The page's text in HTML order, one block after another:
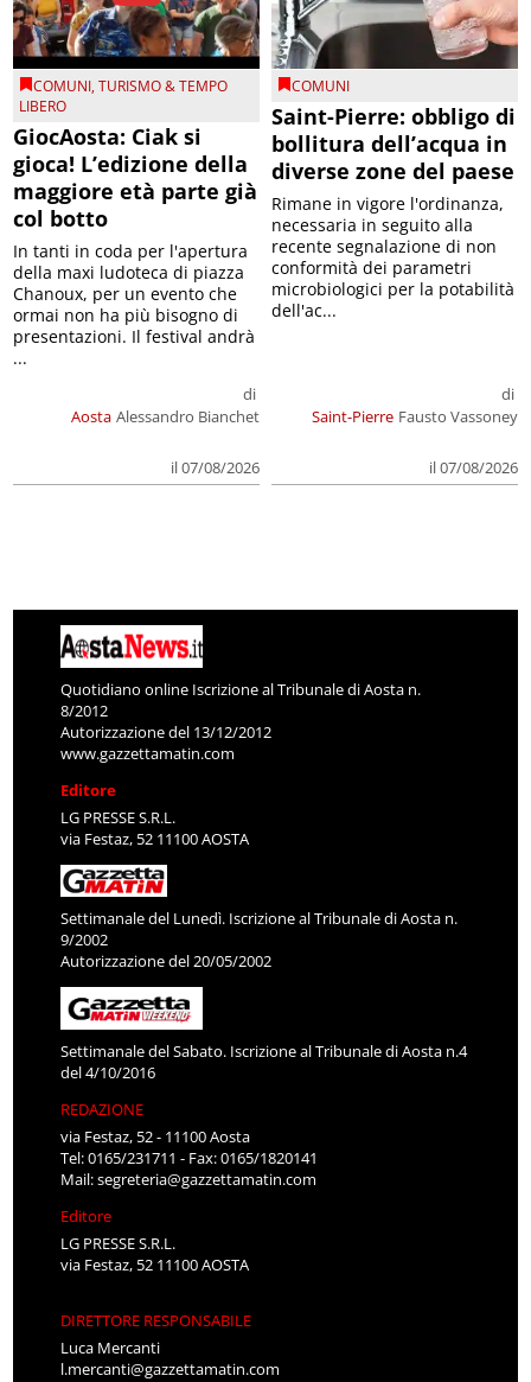
COMUNI,TURISMO & TEMPO
LIBERO
GiocAosta: Ciak si
gioca! L’edizione della
maggiore età parte già
col botto
Aosta
di
Alessandro Bianchet
il 07/08/2026
In tanti in coda per l'apertura
della maxi ludoteca di piazza
Chanoux, per un evento che
ormai non ha più bisogno di
presentazioni. Il festival andrà
...
COMUNI
Saint-Pierre: obbligo di
bollitura dell’acqua in
diverse zone del paese
Saint-Pierre
di
Fausto Vassoney
il 07/08/2026
Rimane in vigore l'ordinanza,
necessaria in seguito alla
recente segnalazione di non
conformità dei parametri
microbiologici per la potabilità
dell'ac...
Quotidiano online Iscrizione al Tribunale di Aosta n.
8/2012
Autorizzazione del 13/12/2012
www.gazzettamatin.com
Editore
LG PRESSE S.R.L.
via Festaz, 52 11100 AOSTA
Settimanale del Lunedì. Iscrizione al Tribunale di Aosta n.
9/2002
Autorizzazione del 20/05/2002
Settimanale del Sabato. Iscrizione al Tribunale di Aosta n.4
del 4/10/2016
REDAZIONE
via Festaz, 52 - 11100 Aosta
Tel: 0165/231711 - Fax: 0165/1820141
Mail:segreteria@gazzettamatin.com
Editore
LG PRESSE S.R.L.
via Festaz, 52 11100 AOSTA
DIRETTORE RESPONSABILE
Luca Mercanti
l.mercanti@gazzettamatin.com